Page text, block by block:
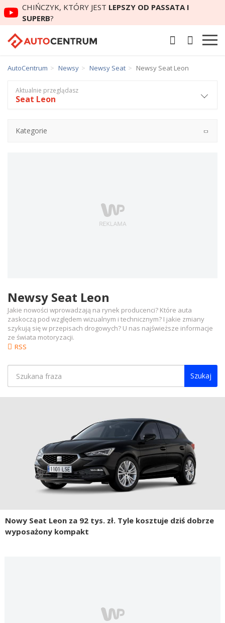
CHIŃCZYK, KTÓRY JEST LEPSZY OD PASSATA I
SUPERB?
AutoCentrum Newsy Newsy Seat Newsy Seat Leon
Newsy Seat Leon
RSS
Jakie nowości wprowadzają na rynek producenci? Które auta
zaskoczą pod względem wizualnym i technicznym? I jakie zmiany
szykują się w przepisach drogowych? U nas najświeższe informacje
ze świata motoryzacji.
Szukaj
Nowy Seat Leon za 92 tys. zł. Tyle kosztuje dziś dobrze
wyposażony kompakt
Aktualnie przeglądasz
Seat Leon
Kategorie